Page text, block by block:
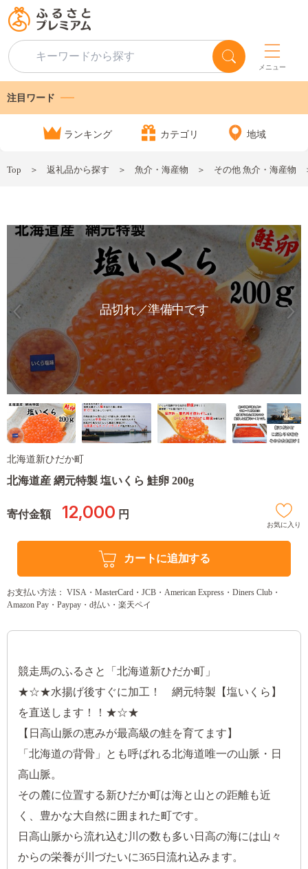
メニュー
注目ワード
ランキング カテゴリ 地域
Top 返礼品から探す 魚介・海産物 その他 魚介・海産物
品切れ／準備中です
北海道新ひだか町
北海道産 網元特製 塩いくら 鮭卵 200g
寄付金額 12,000 円
お気に入り
カートに追加する
お支払い方法： VISA・MasterCard・JCB・American Express・Diners Club・
Amazon Pay・Paypay・d払い・楽天ペイ
競走馬のふるさと「北海道新ひだか町」
★☆★水揚げ後すぐに加工！ 網元特製【塩いくら】
を直送します！！★☆★
【日高山脈の恵みが最高級の鮭を育てます】
「北海道の背骨」とも呼ばれる北海道唯一の山脈・日
高山脈。
その麓に位置する新ひだか町は海と山との距離も近
く、豊かな大自然に囲まれた町です。
日高山脈から流れ込む川の数も多い日高の海には山々
からの栄養が川づたいに365日流れ込みます。